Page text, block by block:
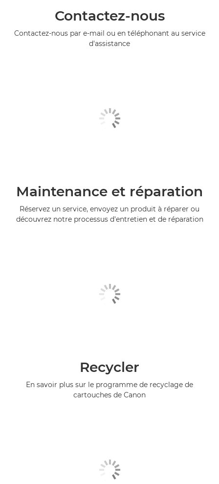
Contactez-nous
Contactez-nous par e-mail ou en téléphonant au service
d'assistance
Maintenance et réparation
Réservez un service, envoyez un produit à réparer ou
découvrez notre processus d'entretien et de réparation
Recycler
En savoir plus sur le programme de recyclage de
cartouches de Canon